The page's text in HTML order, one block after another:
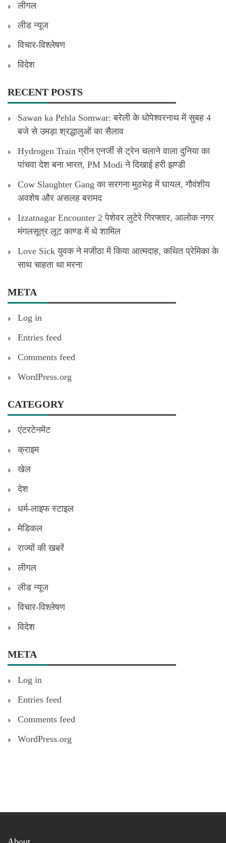
लीगल
लीड न्यूज
विचार-विश्लेषण
विदेश
RECENT POSTS
Sawan ka Pehla Somwar: बरेली के धोपेश्वरनाथ में सुबह 4
बजे से उमड़ा श्रद्धालुओं का सैलाव
Hydrogen Train ग्रीन एनर्जी से ट्रेन चलाने वाला दुनिया का
पांचवा देश बना भारत, PM Modi ने दिखाई हरी झण्डी
Cow Slaughter Gang का सरगना मुठभेड़ में घायल, गौवंशीय
अवशेष और असलह बरामद
Izzatnagar Encounter 2 पेशेवर लुटेरे गिरफ्तार, आलोक नगर
मंगलसूत्र लूट काण्‍ड में थे शामिल
Love Sick युवक ने मजीठा में किया आत्मदाह, कथित प्रेमिका के
साथ चाहता था मरना
META
Log in
Entries feed
Comments feed
WordPress.org
CATEGORY
एंटरटेनमेंट
क्राइम
खेल
देश
धर्म-लाइफ स्टाइल
मेडिकल
राज्यों की खबरें
लीगल
लीड न्यूज
विचार-विश्लेषण
विदेश
META
Log in
Entries feed
Comments feed
WordPress.org